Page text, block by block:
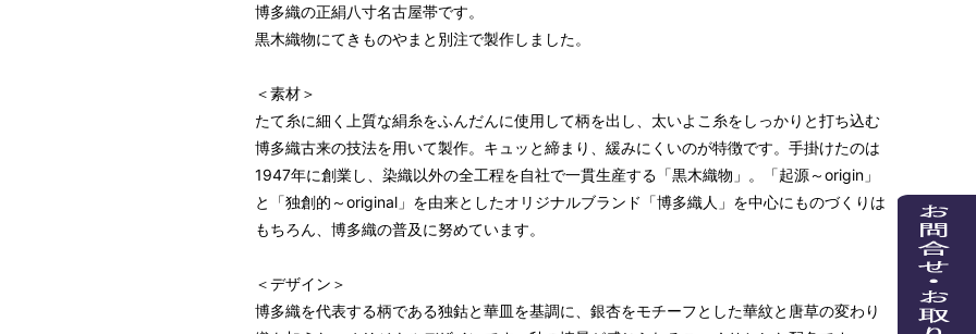
博多織の正絹八寸名古屋帯です。
黒木織物にてきものやまと別注で製作しました。
＜素材＞
たて糸に細く上質な絹糸をふんだんに使用して柄を出し、太いよこ糸をしっかりと打ち込む
博多織古来の技法を用いて製作。キュッと締まり、緩みにくいのが特徴です。手掛けたのは
1947年に創業し、染織以外の全工程を自社で一貫生産する「黒木織物」。「起源～origin」
と「独創的～original」を由来としたオリジナルブランド「博多織人」を中心にものづくりは
もちろん、博多織の普及に努めています。
＜デザイン＞
博多織を代表する柄である独鈷と華皿を基調に、銀杏をモチーフとした華紋と唐草の変わり